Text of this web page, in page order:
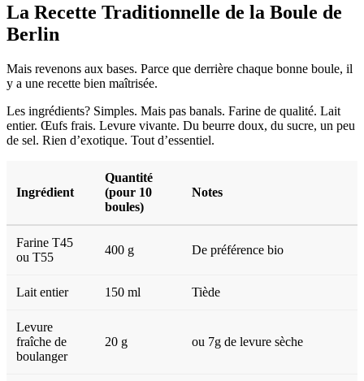
La Recette Traditionnelle de la Boule de
Berlin
Mais revenons aux bases. Parce que derrière chaque bonne boule, il
y a une recette bien maîtrisée.
Les ingrédients? Simples. Mais pas banals. Farine de qualité. Lait
entier. Œufs frais. Levure vivante. Du beurre doux, du sucre, un peu
de sel. Rien d’exotique. Tout d’essentiel.
Ingrédient
Quantité
(pour 10
boules)
Notes
Farine T45
ou T55
400 g De préférence bio
Lait entier 150 ml Tiède
Levure
fraîche de
boulanger
20 g ou 7g de levure sèche